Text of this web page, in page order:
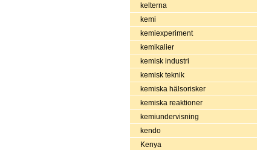
kelterna
kemi
kemiexperiment
kemikalier
kemisk industri
kemisk teknik
kemiska hälsorisker
kemiska reaktioner
kemiundervisning
kendo
Kenya